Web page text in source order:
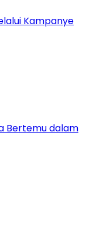
Kampanye
Bertemu dalam